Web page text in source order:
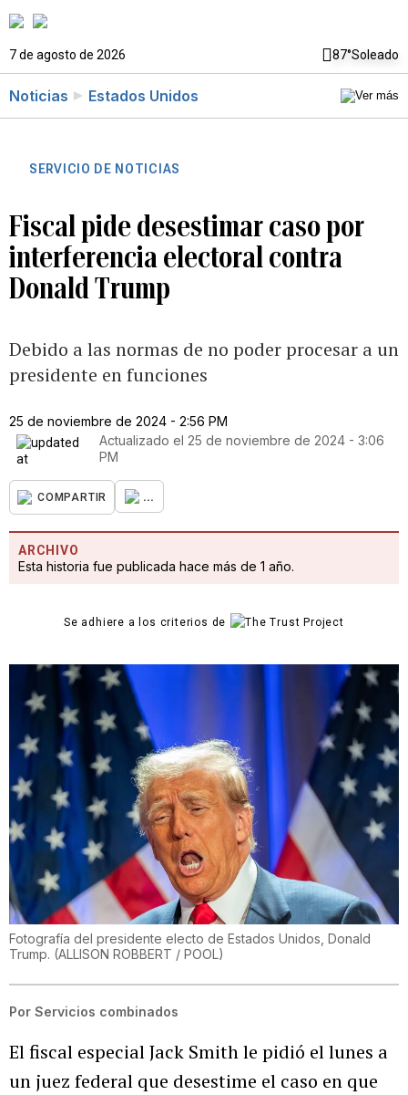
7 de agosto de 2026 87°Soleado
Noticias Estados Unidos
SERVICIO DE NOTICIAS
Fiscal pide desestimar caso por
interferencia electoral contra
Donald Trump
Debido a las normas de no poder procesar a un
presidente en funciones
25 de noviembre de 2024 - 2:56 PM
Actualizado el 25 de noviembre de 2024 - 3:06
PM
COMPARTIR ...
ARCHIVO
Esta historia fue publicada hace más de 1 año.
Se adhiere a los criterios de
Fotografía del presidente electo de Estados Unidos, Donald
Trump. (ALLISON ROBBERT / POOL)
Por Servicios combinados
El fiscal especial Jack Smith le pidió el lunes a
un juez federal que desestime el caso en que